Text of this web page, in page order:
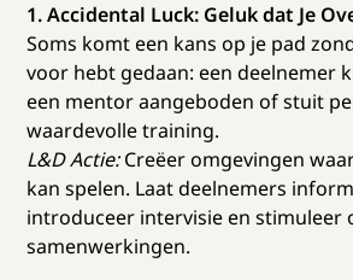
1. Accidental Luck: Geluk dat Je
Soms komt een kans op je pad
voor hebt gedaan: een deelnemer
een mentor aangeboden of stuit
waardevolle training.
L&D Actie:Creëer omgevingen
kan spelen. Laat deelnemers
introduceer intervisie en stimuleer
samenwerkingen.